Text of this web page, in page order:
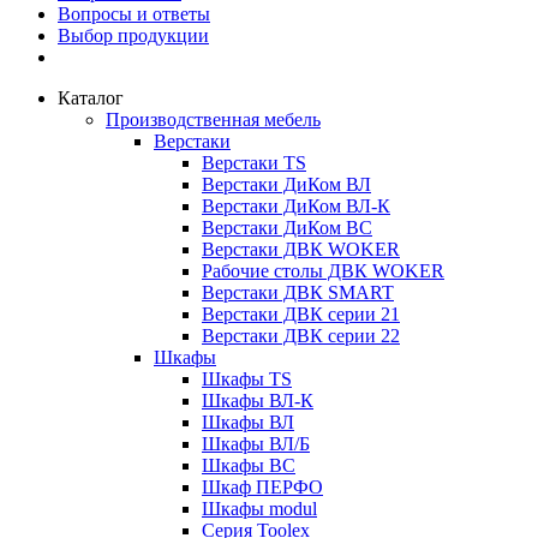
Вопросы и ответы
Выбор продукции
Каталог
Производственная мебель
Верстаки
Верстаки TS
Верстаки ДиКом ВЛ
Верстаки ДиКом ВЛ-К
Верстаки ДиКом ВС
Верстаки ДВК WOKER
Рабочие столы ДВК WOKER
Верстаки ДВК SMART
Верстаки ДВК серии 21
Верстаки ДВК серии 22
Шкафы
Шкафы TS
Шкафы ВЛ-К
Шкафы ВЛ
Шкафы ВЛ/Б
Шкафы ВС
Шкаф ПЕРФО
Шкафы modul
Серия Toolex